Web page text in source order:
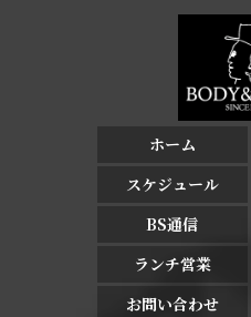
ホーム
スケジュール
BS通信
ランチ営業
お問い合わせ